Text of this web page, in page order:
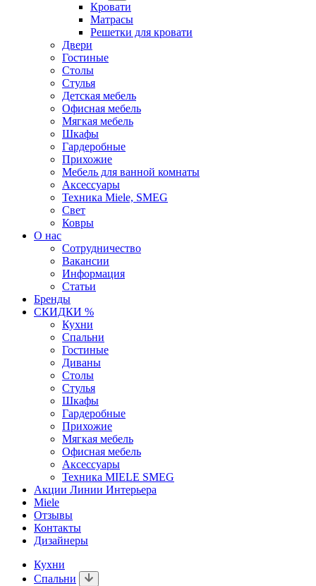
Кровати
Матрасы
Решетки для кровати
Двери
Гостиные
Столы
Стулья
Детская мебель
Офисная мебель
Мягкая мебель
Шкафы
Гардеробные
Прихожие
Мебель для ванной комнаты
Аксессуары
Техника Miele, SMEG
Свет
Ковры
О нас
Сотрудничество
Вакансии
Информация
Статьи
Бренды
СКИДКИ %
Кухни
Спальни
Гостиные
Диваны
Столы
Стулья
Шкафы
Гардеробные
Прихожие
Мягкая мебель
Офисная мебель
Аксессуары
Техника MIELE SMEG
Акции Линии Интерьера
Miele
Отзывы
Контакты
Дизайнеры
Кухни
Спальни